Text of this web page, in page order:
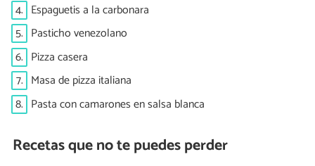
4. Espaguetis a la carbonara
5. Pasticho venezolano
6. Pizza casera
7. Masa de pizza italiana
8. Pasta con camarones en salsa blanca
Recetas que no te puedes perder